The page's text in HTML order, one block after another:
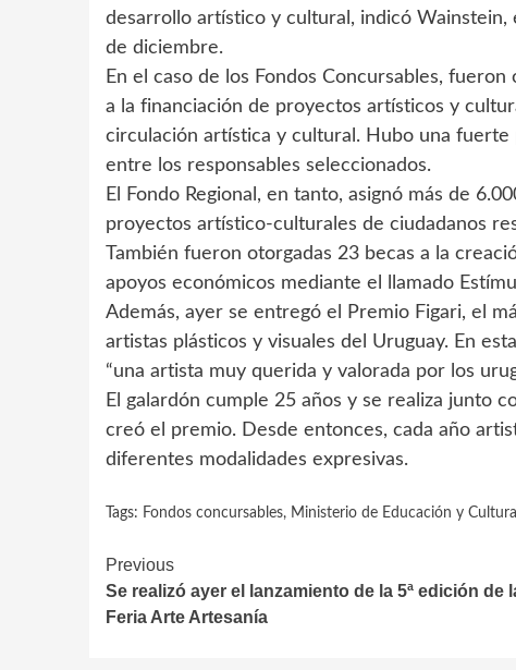
desarrollo artístico y cultural, indicó
de diciembre.
En el caso de los Fondos Concursables,
a la financiación de proyectos artísticos y
circulación artística y cultural. Hubo una
entre los responsables seleccionados.
El Fondo Regional, en tanto, asignó más de
proyectos artístico-culturales de ciudadanos
También fueron otorgadas 23 becas a la
apoyos económicos mediante el llamado
Además, ayer se entregó el Premio Figari, el
artistas plásticos y visuales del Uruguay. En
“una artista muy querida y valorada por los
El galardón cumple 25 años y se realiza junto
creó el premio. Desde entonces, cada año
diferentes modalidades expresivas.
Tags: Fondos concursables, Ministerio de Educación y Cultura
Continue
Reading
Previous
Se realizó ayer el lanzamiento de la 5ª edición de
Feria Arte Artesanía